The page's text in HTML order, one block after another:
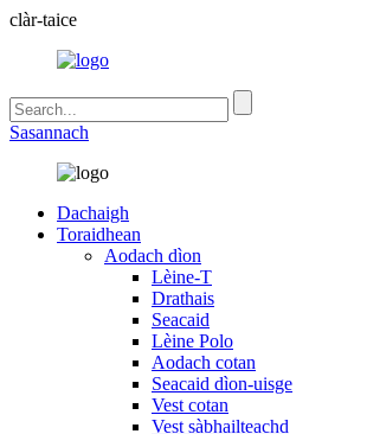
clàr-taice
Sasannach
Dachaigh
Toraidhean
Aodach dìon
Lèine-T
Drathais
Seacaid
Lèine Polo
Aodach cotan
Seacaid dìon-uisge
Vest cotan
Vest sàbhailteachd